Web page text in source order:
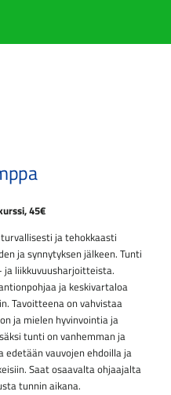
45€
ja tehokkaasti
ja synnytyksen jälkeen. Tunti
liikkuvuusharjoitteista.
ja keskivartaloa
Tavoitteena on vahvistaa
ja mielen hyvinvointia ja
tunti on vanhemman ja
edetään vauvojen ehdoilla ja
Saat osaavalta ohjaajalta
tunnin aikana.